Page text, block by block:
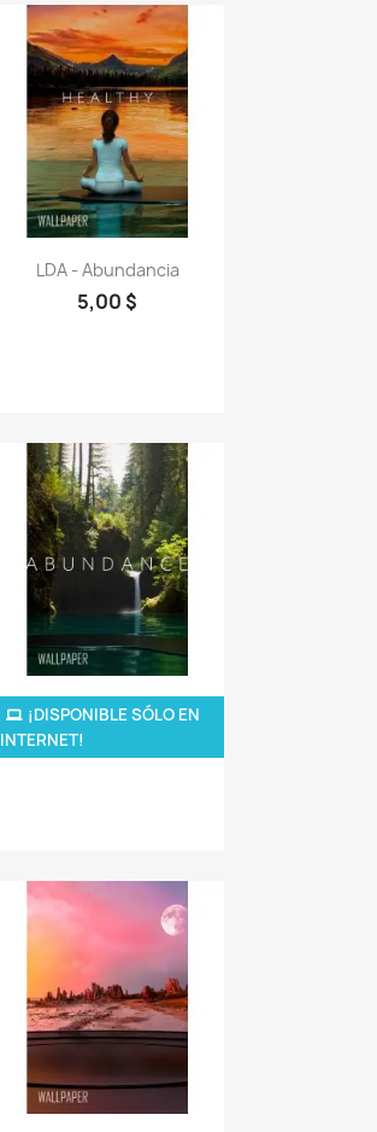
LDA - Abundancia
5,00 $
LDA - Abundancia
5,00 $
¡DISPONIBLE SÓLO EN
INTERNET!